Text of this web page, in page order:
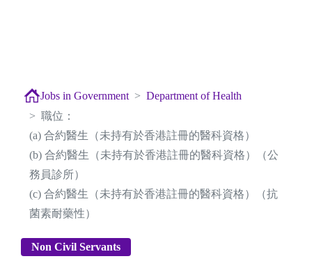
Jobs in Government
Department of Health
職位：
(a) 合約醫生（未持有於香港註冊的醫科資格）
(b) 合約醫生（未持有於香港註冊的醫科資格）（公
務員診所）
(c) 合約醫生（未持有於香港註冊的醫科資格）（抗
菌素耐藥性）
Non Civil Servants